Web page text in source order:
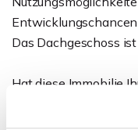
Das Dachgeschoss
Hat diese Immobilie
vereinbaren Sie